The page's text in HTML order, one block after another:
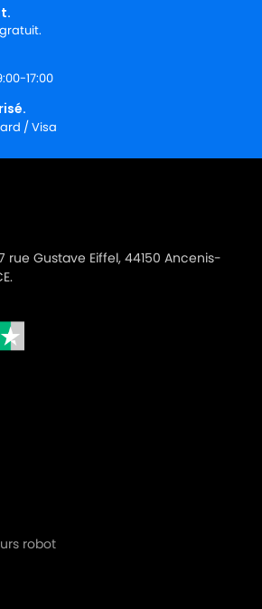
17:00
/ Visa
rue Gustave Eiffel, 44150 Ancenis-
robot